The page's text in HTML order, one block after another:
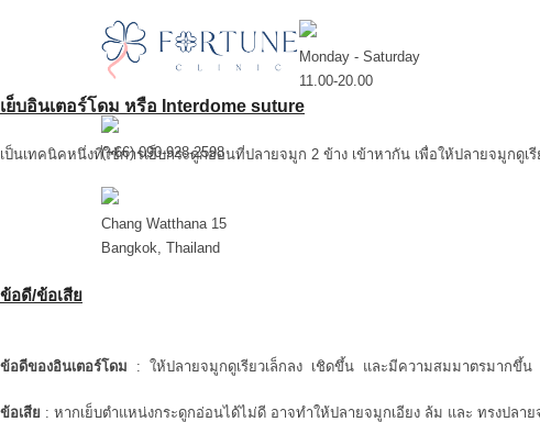
Monday - Saturday
11.00-20.00
(+66) 090-928-2598
Chang Watthana 15
Bangkok, Thailand
เย็บอินเตอร์โดม หรือ Interdome suture
เป็นเทคนิคหนึ่งที่ใช้การเย็บกระดูกอ่อนที่ปลายจมูก 2 ข้าง เข้าหากัน เพื่อให้ปลายจมูก
ข้อดี/ข้อเสีย
ข้อดีของอินเตอร์โดม : ให้ปลายจมูกดูเรียวเล็กลง เชิดขึ้น และมีความสมมาตรมากขึ้น
ข้อเสีย : หากเย็บตำแหน่งกระดูกอ่อนได้ไม่ดี อาจทำให้ปลายจมูกเอียง ล้ม และ ทรงปล